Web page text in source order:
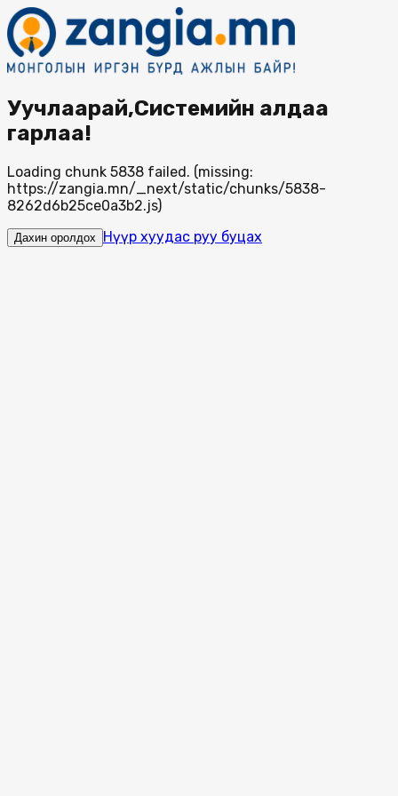
Уучлаарай,Системийн алдаа
гарлаа!
Loading chunk 5838 failed. (missing:
https://zangia.mn/_next/static/chunks/5838-
8262d6b25ce0a3b2.js)
Дахин оролдох Нүүр хуудас руу буцах